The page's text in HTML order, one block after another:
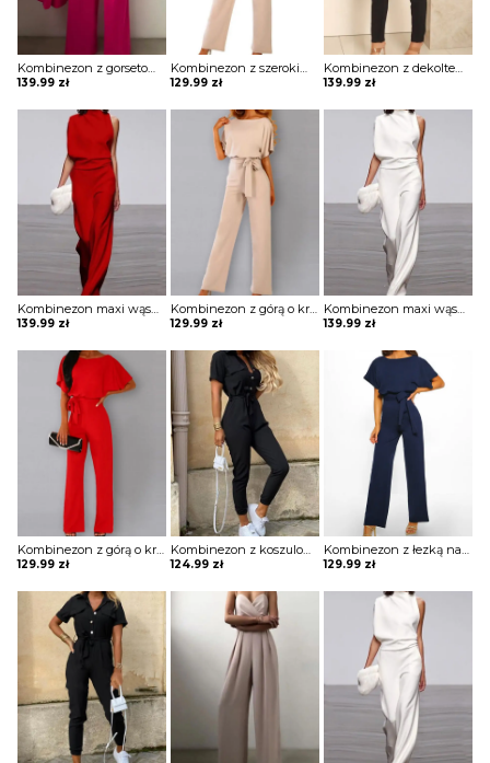
Kombinezon z gorsetową górą i szerokimi nogawkami
139.99 zł
Kombinezon z szerokimi rękawami i łezką na plecach
129.99 zł
Kombinezon z dekoltem w kształcie litery V i falbankami przy rękawach
139.99 zł
Kombinezon maxi wąski z odkrytym ramieniem
139.99 zł
Kombinezon z górą o kroju nietoperza i wiązaniem w pasie
129.99 zł
Kombinezon maxi wąski z odkrytym ramieniem
139.99 zł
Kombinezon z górą o kroju nietoperza i wiązaniem w pasie
129.99 zł
Kombinezon z koszulową górą z krótkim rękawem z ozdobnymi guzikami
124.99 zł
Kombinezon z łezką na plecach
129.99 zł